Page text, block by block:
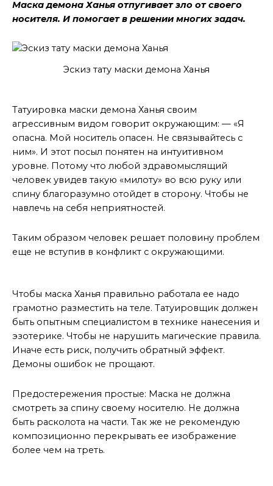
Маска демона Ханья отпугивает зло от своего
носителя. И помогает в решении многих задач.
Эскиз тату маски демона Ханья
Татуировка маски демона Ханья своим
агрессивным видом говорит окружающим: — «Я
опасна. Мой носитель опасен. Не связывайтесь с
ним». И этот посыл понятен на интуитивном
уровне. Потому что любой здравомыслящий
человек увидев такую «милоту» во всю руку или
спину благоразумно отойдет в сторону. Чтобы не
навлечь на себя неприятностей.
Таким образом человек решает половину проблем
еще не вступив в конфликт с окружающими.
Чтобы маска Ханья правильно работала ее надо
грамотно разместить на теле. Татуировщик должен
быть опытным специалистом в технике нанесения и
эзотерике. Чтобы не нарушить магические правила.
Иначе есть риск, получить обратный эффект.
Демоны ошибок не прощают.
Предостережения простые: Маска не должна
смотреть за спину своему носителю. Не должна
быть расколота на части. Так же не рекомендую
композиционно перекрывать ее изображение
более чем на треть.